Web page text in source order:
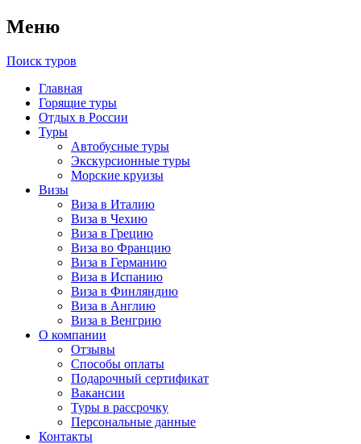
Меню
Поиск туров
Главная
Горящие туры
Отдых в России
Туры
Автобусные туры
Экскурсионные туры
Морские круизы
Визы
Виза в Италию
Виза в Чехию
Виза в Грецию
Виза во Францию
Виза в Германию
Виза в Испанию
Виза в Финляндию
Виза в Англию
Виза в Венгрию
О компании
Отзывы
Способы оплаты
Подарочный сертификат
Вакансии
Туры в рассрочку
Персональные данные
Контакты